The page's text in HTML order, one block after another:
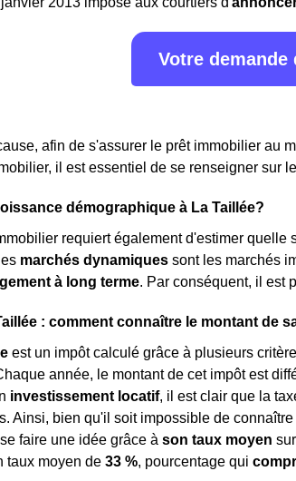
Votre
afin de s'assurer le prêt immobilier au
il est essentiel de se renseigner sur
démographique à La Taillée?
requiert également d'estimer quelle
marchés dynamiques sont les marchés
à long terme. Par conséquent, il est
: comment connaître le montant de
est un impôt calculé grâce à plusieurs
année, le montant de cet impôt est
investissement locatif, il est clair que la
Ainsi, bien qu'il soit impossible de
faire une idée grâce à son taux moyen
taux moyen de 33 %, pourcentage qui